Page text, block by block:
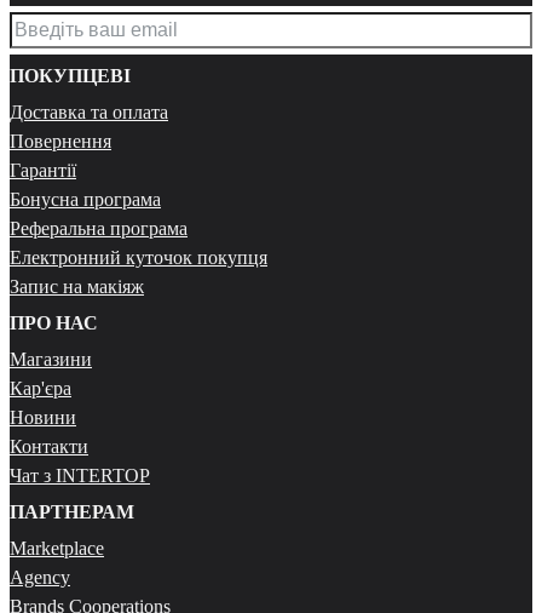
ПОКУПЦЕВІ
Доставка та оплата
Повернення
Гарантії
Бонусна програма
Реферальна програма
Електронний куточок покупця
Запис на макіяж
ПРО НАС
Магазини
Кар'єра
Новини
Контакти
Чат з INTERTOP
ПАРТНЕРАМ
Marketplace
Agency
Brands Cooperations